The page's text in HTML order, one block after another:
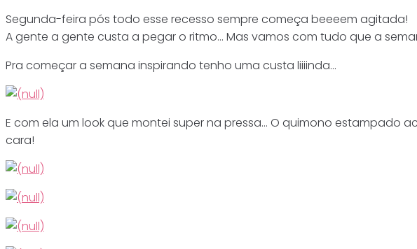
Segunda-feira pós todo esse recesso sempre começa beeeem agitada!
A gente a gente custa a pegar o ritmo… Mas vamos com tudo que a
Pra começar a semana inspirando tenho uma custa liiiinda…
E com ela um look que montei super na pressa… O quimono estampado
cara!